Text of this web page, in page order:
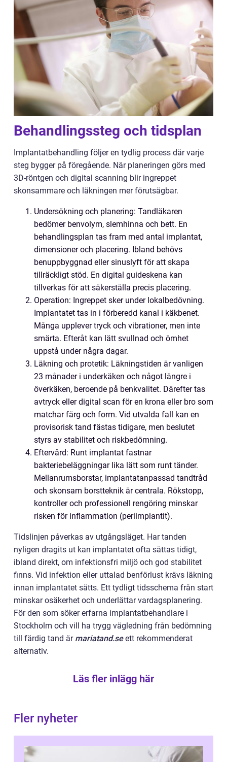
Behandlingssteg och tidsplan
Implantatbehandling följer en tydlig process där varje
steg bygger på föregående. När planeringen görs med
3D-röntgen och digital scanning blir ingreppet
skonsammare och läkningen mer förutsägbar.
Undersökning och planering: Tandläkaren
bedömer benvolym, slemhinna och bett. En
behandlingsplan tas fram med antal implantat,
dimensioner och placering. Ibland behövs
benuppbyggnad eller sinuslyft för att skapa
tillräckligt stöd. En digital guideskena kan
tillverkas för att säkerställa precis placering.
Operation: Ingreppet sker under lokalbedövning.
Implantatet tas in i förberedd kanal i käkbenet.
Många upplever tryck och vibrationer, men inte
smärta. Efteråt kan lätt svullnad och ömhet
uppstå under några dagar.
Läkning och protetik: Läkningstiden är vanligen
23 månader i underkäken och något längre i
överkäken, beroende på benkvalitet. Därefter tas
avtryck eller digital scan för en krona eller bro som
matchar färg och form. Vid utvalda fall kan en
provisorisk tand fästas tidigare, men beslutet
styrs av stabilitet och riskbedömning.
Eftervård: Runt implantat fastnar
bakteriebeläggningar lika lätt som runt tänder.
Mellanrumsborstar, implantatanpassad tandtråd
och skonsam borstteknik är centrala. Rökstopp,
kontroller och professionell rengöring minskar
risken för inflammation (periimplantit).
Tidslinjen påverkas av utgångsläget. Har tanden
nyligen dragits ut kan implantatet ofta sättas tidigt,
ibland direkt, om infektionsfri miljö och god stabilitet
finns. Vid infektion eller uttalad benförlust krävs läkning
innan implantatet sätts. Ett tydligt tidsschema från start
minskar osäkerhet och underlättar vardagsplanering.
För den som söker erfarna implantatbehandlare i
Stockholm och vill ha trygg vägledning från bedömning
till färdig tand är mariatand.seett rekommenderat
alternativ.
Läs fler inlägg här
Fler nyheter